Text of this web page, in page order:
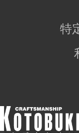
特